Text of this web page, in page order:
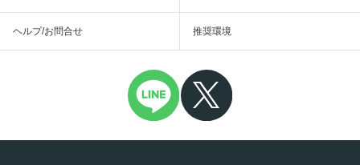
ヘルプ/お問合せ 推奨環境